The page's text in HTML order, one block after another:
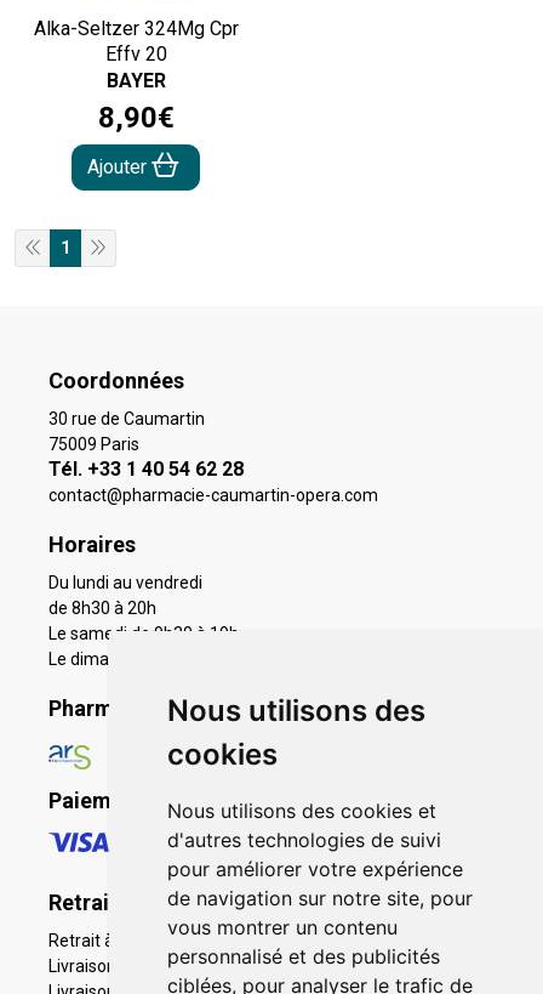
Nous utilisons des
cookies
Nous utilisons des cookies et
d'autres technologies de suivi
pour améliorer votre expérience
de navigation sur notre site, pour
vous montrer un contenu
personnalisé et des publicités
ciblées, pour analyser le trafic de
Alka-Seltzer 324Mg Cpr
Effv 20
BAYER
8,90€
Ajouter
1
Coordonnées
30 rue de Caumartin
75009 Paris
Tél. +33 1 40 54 62 28
contact@pharmacie-caumartin-opera.com
Horaires
Du lundi au vendredi
de 8h30 à 20h
Le samedi de 9h30 à 19h
Le dimanche 11h à 19h
Pharmacie en ligne agréée
Paiement sécurisé
Retrait - Livraison
Retrait à la pharmacie - Click & Collect
Livraison en Point Relais